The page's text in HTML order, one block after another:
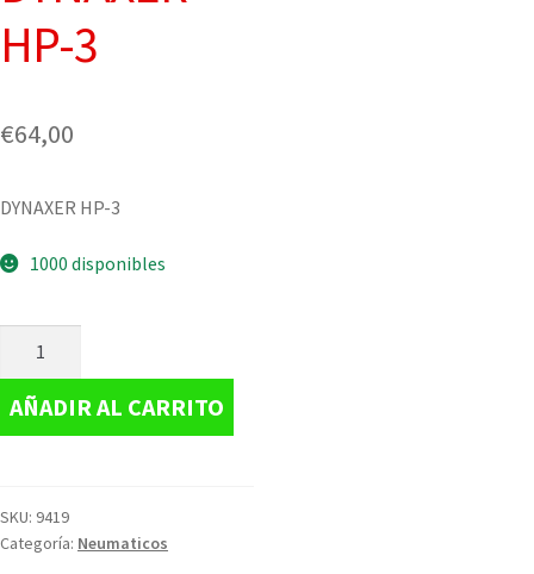
HP-3
€64,00
DYNAXER HP-3
1000 disponibles
AÑADIR AL CARRITO
SKU: 9419
Categoría: Neumaticos